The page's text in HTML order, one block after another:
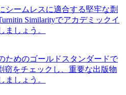
シームレスに適合する堅牢な剽
Similarityでアカデミックイ
ましょう。
ためのゴールドスタンダードで
窃をチェックし、重要な出版物
ましょう。